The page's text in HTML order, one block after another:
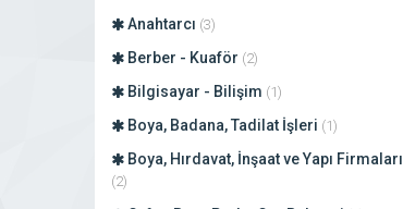
Anahtarcı (3)
Berber - Kuaför (2)
Bilgisayar - Bilişim (1)
Boya, Badana, Tadilat İşleri (1)
Boya, Hırdavat, İnşaat ve Yapı Firmaları
(2)